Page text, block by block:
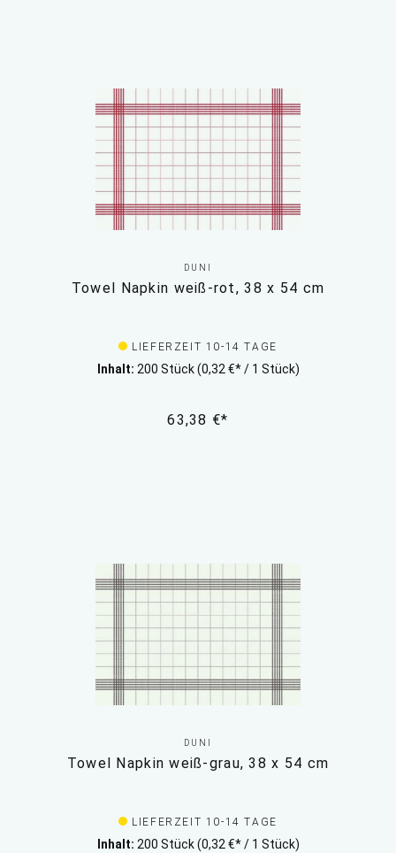
DUNI
Towel Napkin weiß-rot, 38 x 54 cm
LIEFERZEIT 10-14 TAGE
Inhalt: 200 Stück(0,32 €* / 1 Stück)
63,38 €*
DUNI
Towel Napkin weiß-grau, 38 x 54 cm
LIEFERZEIT 10-14 TAGE
Inhalt: 200 Stück(0,32 €* / 1 Stück)